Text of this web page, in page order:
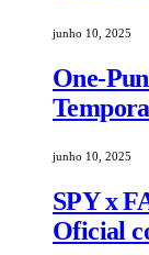
junho 10, 2025
One-
junho 10, 2025
SPY x
Oficial